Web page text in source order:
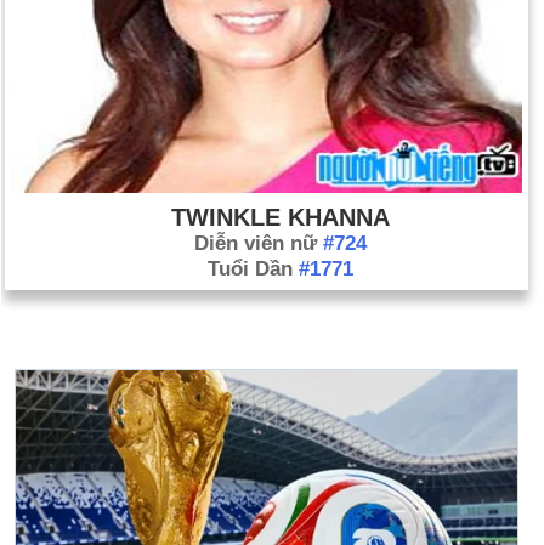
TWINKLE KHANNA
Diễn viên nữ #724
Tuổi Dần #1771